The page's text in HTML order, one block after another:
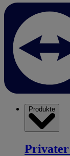
Produkte